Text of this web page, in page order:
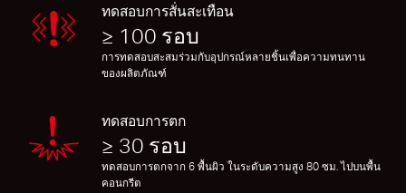
ทดสอบการสั่นสะเทือน
≥ 100 รอบ
การทดสอบสะสมร่วมกับอุปกรณ์หลายชิ้นเพื่อความทนทาน
ของผลิตภัณฑ์
ทดสอบการตก
≥ 30 รอบ
ทดสอบการตกจาก 6 พื้นผิว ในระดับความสูง 80 ซม. ไปบนพื้น
คอนกรีต